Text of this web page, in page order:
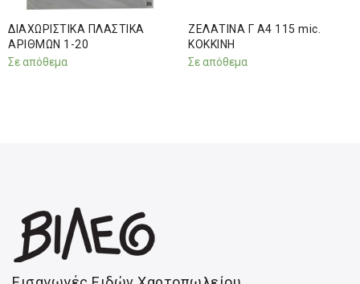
ΔΙΑΧΩΡΙΣΤΙΚΑ ΠΛΑΣΤΙΚΑ
ΑΡΙΘΜΩΝ 1-20
Σε απόθεμα
ΖΕΛΑΤΙΝΑ Γ Α4 115 mic.
ΚΟΚΚΙΝΗ
Σε απόθεμα